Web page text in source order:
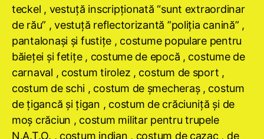
teckel , vestuţă inscripţionată “sunt extraordinar
de rău” , vestuţă reflectorizantă ”poliţia canină” ,
pantalonaşi şi fustiţe , costume populare pentru
băieţei şi fetiţe , costume de epocă , costume de
carnaval , costum tirolez , costum de sport ,
costum de schi , costum de şmecheraş , costum
de ţigancă şi ţigan , costum de crăciuniţă şi de
moş crăciun , costum militar pentru trupele
N.A.T.O. , costum indian , costum de cazac , de